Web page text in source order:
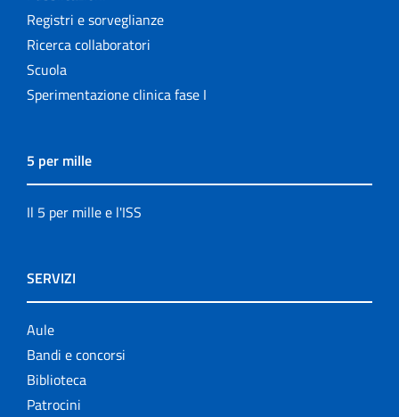
Registri e sorveglianze
Ricerca collaboratori
Scuola
Sperimentazione clinica fase I
5 per mille
Il 5 per mille e l'ISS
SERVIZI
Aule
Bandi e concorsi
Biblioteca
Patrocini